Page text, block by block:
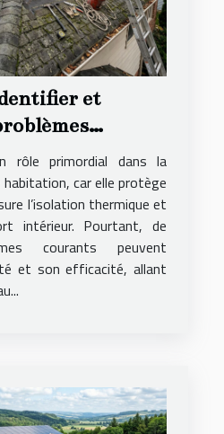
et
toiture ?
rôle primordial dans la
car elle protège
l’isolation thermique et
intérieur. Pourtant, de
courants peuvent
et son efficacité, allant